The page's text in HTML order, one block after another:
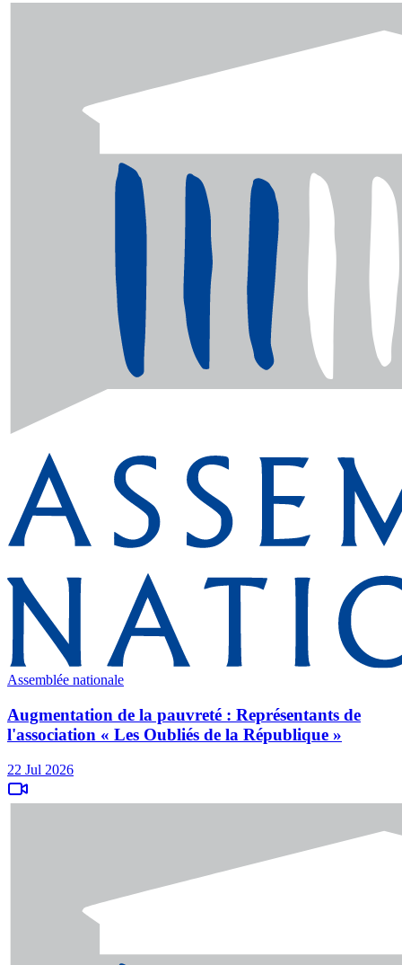
Assemblée nationale
Augmentation de la pauvreté : Représentants de
l'association « Les Oubliés de la République »
22 Jul 2026